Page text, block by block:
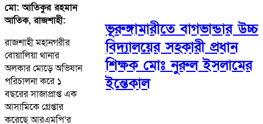
মো: আতিকুর রহমান
আতিক, রাজশাহী:
রাজশাহী মহানগরীর
বোয়ালিয়া থানার
অলকার মোড়ে অভিযান
পরিচালনা করে ১
বছরের সাজাপ্রাপ্ত এক
আসামিকে গ্রেপ্তার
করেছে আরএমপি’র
ভূরুঙ্গামারীতে বাগভান্ডার উচ্চ
বিদ্যালয়ের সহকারী প্রধান
শিক্ষক মোঃ নুরুল ইসলামের
ইন্তেকাল